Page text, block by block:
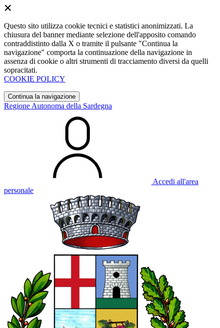
Questo sito utilizza cookie tecnici e statistici anonimizzati. La
chiusura del banner mediante selezione dell'apposito comando
contraddistinto dalla X o tramite il pulsante "Continua la
navigazione" comporta la continuazione della navigazione in
assenza di cookie o altri strumenti di tracciamento diversi da quelli
sopracitati.
COOKIE POLICY
Continua la navigazione
Regione Autonoma della Sardegna
Accedi all'area
personale